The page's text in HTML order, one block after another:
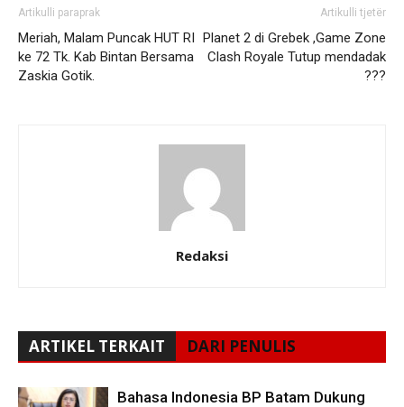
Artikulli paraprak
Meriah, Malam Puncak HUT RI
ke 72 Tk. Kab Bintan Bersama
Zaskia Gotik.
Artikulli tjetër
Planet 2 di Grebek ,Game Zone
Clash Royale Tutup mendadak
???
Redaksi
ARTIKEL TERKAIT DARI PENULIS
Bahasa Indonesia BP Batam Dukung